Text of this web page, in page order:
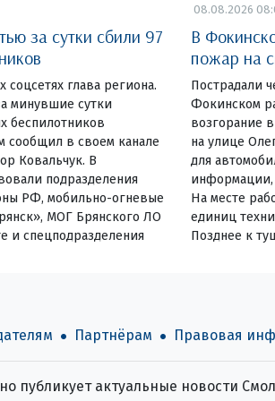
за сутки сбили 97
соцсетях глава региона.
минувшие сутки
беспилотников
сообщил в своем канале
Ковальчук. В
подразделения
РФ, мобильно-огневые
МОГ Брянского ЛО
и спецподразделения
08.08.2026
В
пожар на
Пострадали
Фокинском
возгорание
на улице
для
информации,
На месте
единиц
Позднее к
Партнёрам Правовая
публикует актуальные новости